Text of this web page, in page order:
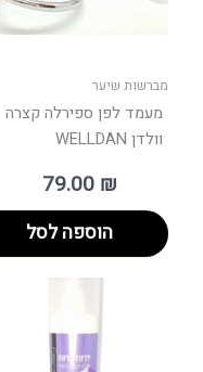
מברשות שיער
מעמד לפן ספירלה קצרה
וולדן WELLDAN
79.00 ₪
הוספה לסל